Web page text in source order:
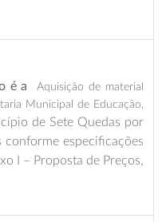
é a Aquisição de material
Municipal de Educação,
de Sete Quedas por
conforme especificações
I – Proposta de Preços,